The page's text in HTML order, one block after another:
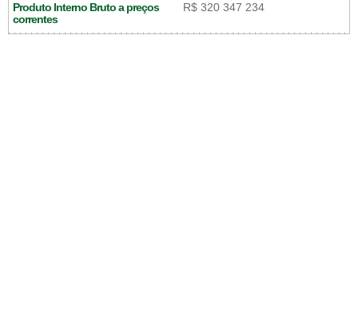
Produto Interno Bruto a preços
correntes
R$ 320 347 234